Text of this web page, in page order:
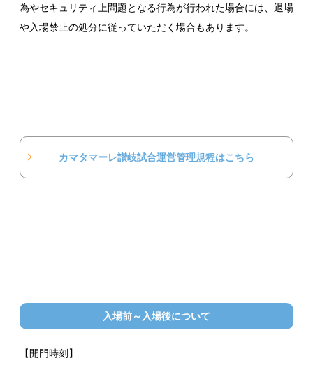
為やセキュリティ上問題となる行為が行われた場合には、退場
や入場禁止の処分に従っていただく場合もあります。
カマタマーレ讃岐試合運営管理規程はこちら
入場前～入場後について
【開門時刻】